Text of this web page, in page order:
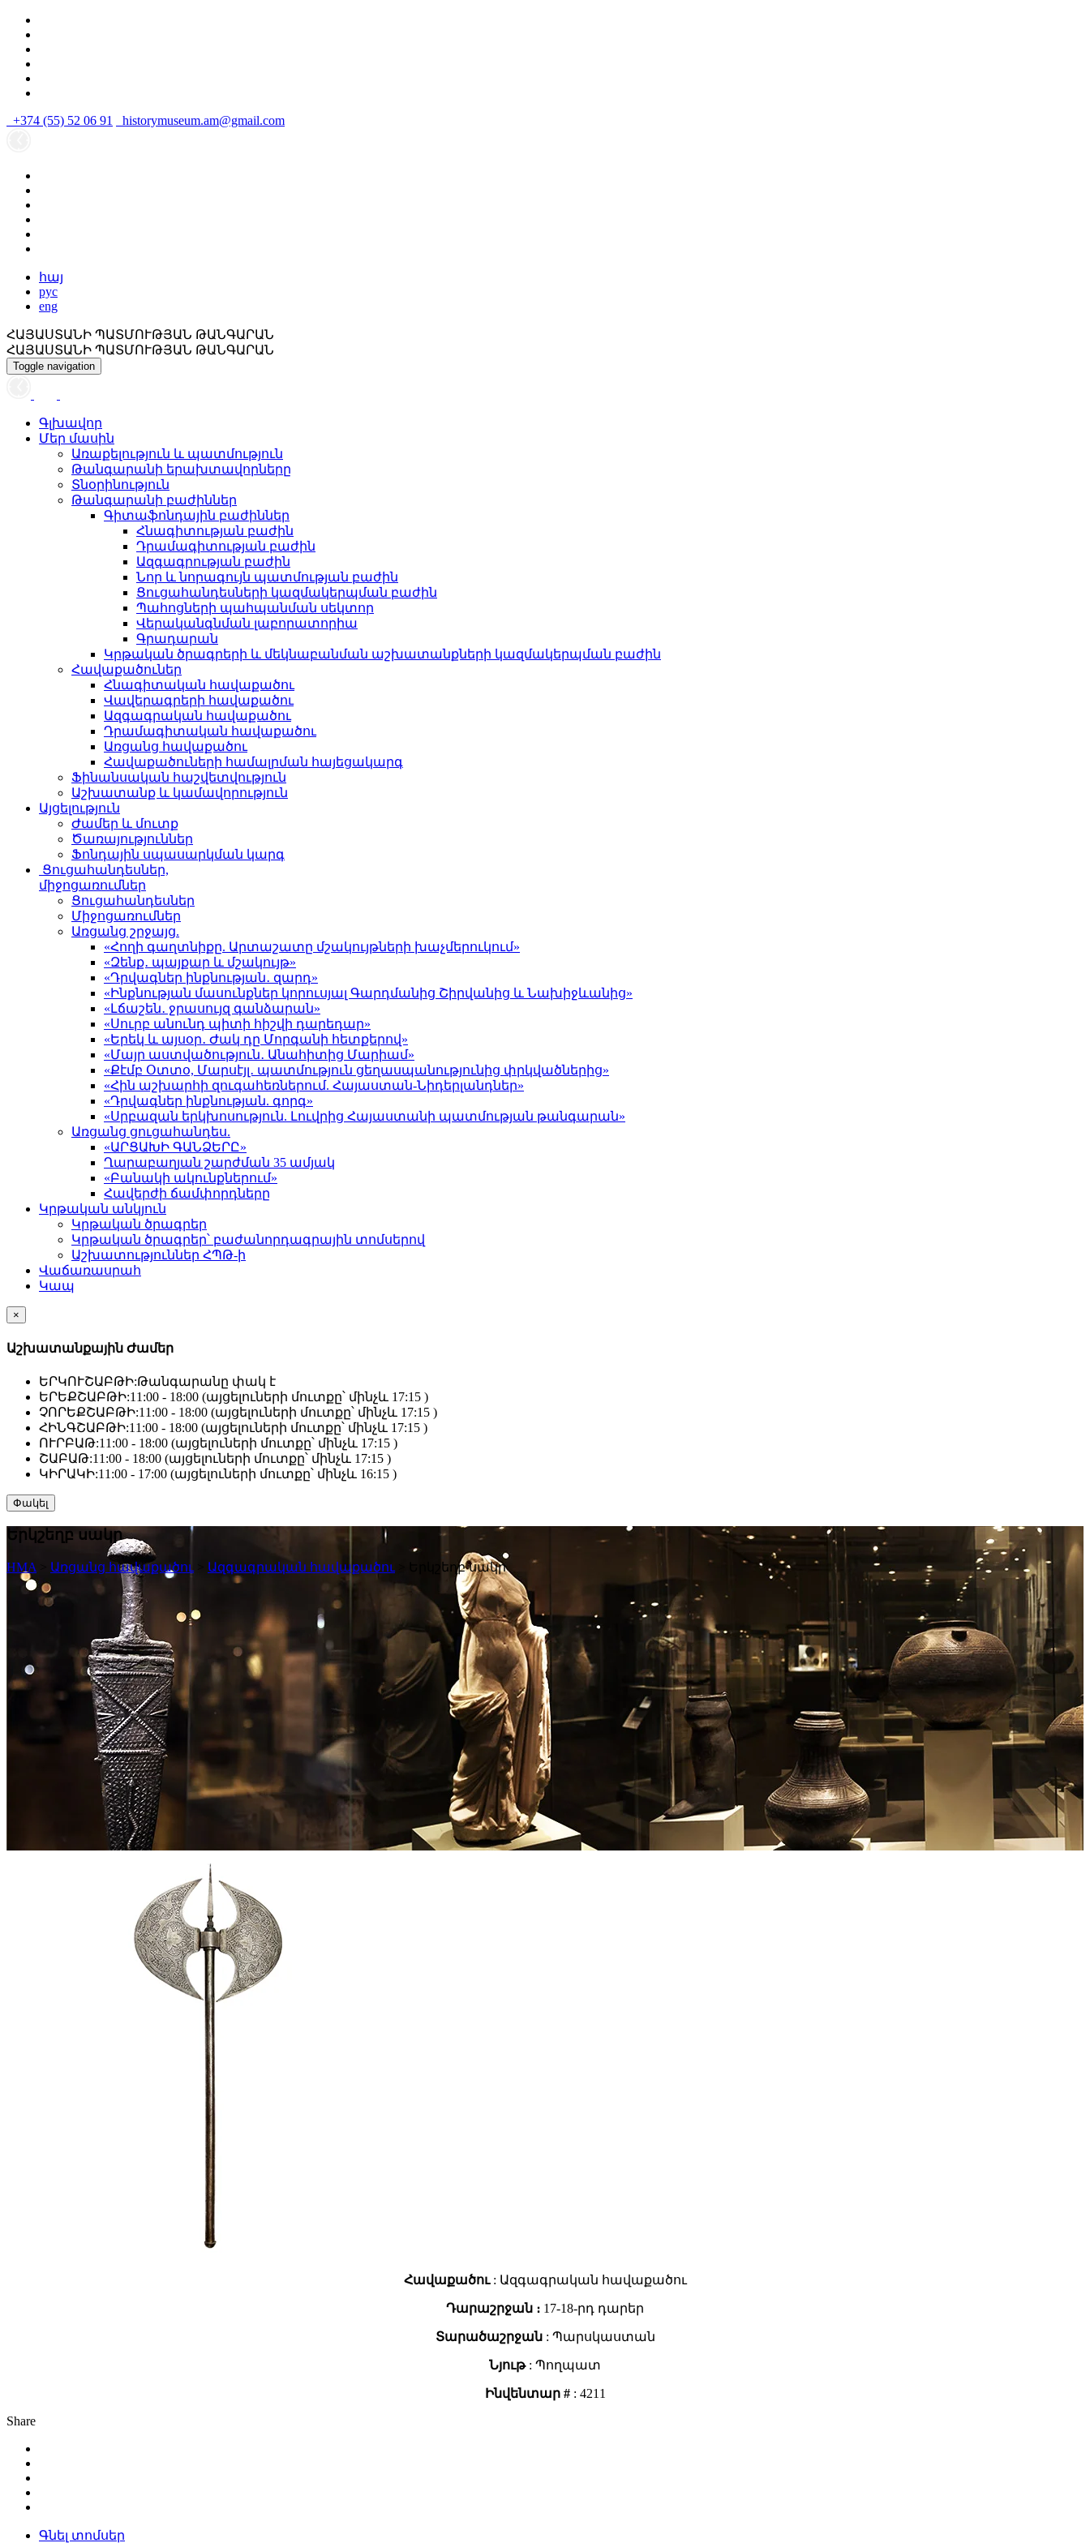
+374 (55) 52 06 91 historymuseum.am@gmail.com
հայ
рус
eng
ՀԱՅԱՍՏԱՆԻ ՊԱՏՄՈՒԹՅԱՆ ԹԱՆԳԱՐԱՆ
ՀԱՅԱՍՏԱՆԻ ՊԱՏՄՈՒԹՅԱՆ ԹԱՆԳԱՐԱՆ
Toggle navigation
Գլխավոր
Մեր մասին
Առաքելություն և պատմություն
Թանգարանի երախտավորները
Տնօրինություն
Թանգարանի բաժիններ
Գիտաֆոնդային բաժիններ
Հնագիտության բաժին
Դրամագիտության բաժին
Ազգագրության բաժին
Նոր և նորագույն պատմության բաժին
Ցուցահանդեսների կազմակերպման բաժին
Պահոցների պահպանման սեկտոր
Վերականգնման լաբորատորիա
Գրադարան
Կրթական ծրագրերի և մեկնաբանման աշխատանքների կազմակերպման բաժին
Հավաքածուներ
Հնագիտական հավաքածու
Վավերագրերի հավաքածու
Ազգագրական հավաքածու
Դրամագիտական հավաքածու
Առցանց հավաքածու
Հավաքածուների համալրման հայեցակարգ
Ֆինանսական հաշվետվություն
Աշխատանք և կամավորություն
Այցելություն
Ժամեր և մուտք
Ծառայություններ
Ֆոնդային սպասարկման կարգ
Ցուցահանդեսներ,
միջոցառումներ
Ցուցահանդեսներ
Միջոցառումներ
Առցանց շրջայց.
«Հողի գաղտնիքը. Արտաշատը մշակույթների խաչմերուկում»
«Զենք․ պայքար և մշակույթ»
«Դրվագներ ինքնության․ զարդ»
«Ինքնության մասունքներ կորուսյալ Գարդմանից Շիրվանից և Նախիջևանից»
«Լճաշեն․ ջրասույզ գանձարան»
«Սուրբ անունդ պիտի հիշվի դարեդար»
«Երեկ և այսօր․ Ժակ դը Մորգանի հետքերով»
«Մայր աստվածություն․ Անահիտից Մարիամ»
«Քէմբ Օտտօ, Մարսէյլ․ պատմություն ցեղասպանությունից փրկվածներից»
«Հին աշխարհի զուգահեռներում. Հայաստան-Նիդերլանդներ»
«Դրվագներ ինքնության. գորգ»
«Սրբազան երկխոսություն. Լուվրից Հայաստանի պատմության թանգարան»
Առցանց ցուցահանդես.
«ԱՐՑԱԽԻ ԳԱՆՁԵՐԸ»
Ղարաբաղյան շարժման 35 ամյակ
«Բանակի ակունքներում»
Հավերժի ճամփորդները
Կրթական անկյուն
Կրթական ծրագրեր
Կրթական ծրագրեր՝ բաժանորդագրային տոմսերով
Աշխատություններ ՀՊԹ-ի
Վաճառասրահ
Կապ
×
Աշխատանքային Ժամեր
ԵՐԿՈՒՇԱԲԹԻ:Թանգարանը փակ է
ԵՐԵՔՇԱԲԹԻ:11:00 - 18:00 (այցելուների մուտքը՝ մինչև 17:15 )
ՉՈՐԵՔՇԱԲԹԻ:11:00 - 18:00 (այցելուների մուտքը՝ մինչև 17:15 )
ՀԻՆԳՇԱԲԹԻ:11:00 - 18:00 (այցելուների մուտքը՝ մինչև 17:15 )
ՈՒՐԲԱԹ:11:00 - 18:00 (այցելուների մուտքը՝ մինչև 17:15 )
ՇԱԲԱԹ:11:00 - 18:00 (այցելուների մուտքը՝ մինչև 17:15 )
ԿԻՐԱԿԻ:11:00 - 17:00 (այցելուների մուտքը՝ մինչև 16:15 )
Փակել
Երկշեղբ սակր
HMA Առցանց հավաքածու Ազգագրական հավաքածու Երկշեղբ սակր
Հավաքածու: Ազգագրական հավաքածու
Դարաշրջան ։ 17-18-րդ դարեր
Տարածաշրջան: Պարսկաստան
Նյութ: Պողպատ
Ինվենտար #: 4211
Share
Գնել տոմսեր